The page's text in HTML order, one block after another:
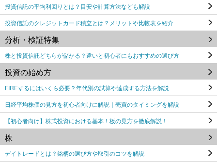
投資信託の平均利回りとは？目安や計算方法なども解説
投資信託のクレジットカード積立とは？メリットや比較表を紹介
分析・検証特集
株と投資信託どちらが儲かる？違いと初心者にもおすすめの選び方
投資の始め方
FIREするにはいくら必要？年代別の試算や達成する方法を解説
日経平均株価の見方を初心者向けに解説｜売買のタイミングを解説
【初心者向け】株式投資における基本！板の見方を徹底解説！
株
デイトレードとは？銘柄の選び方や取引のコツを解説